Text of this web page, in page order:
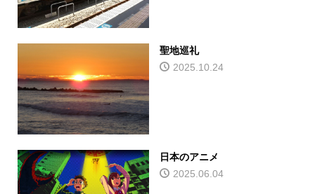
聖地巡礼
2025.10.24
日本のアニメ
2025.06.04